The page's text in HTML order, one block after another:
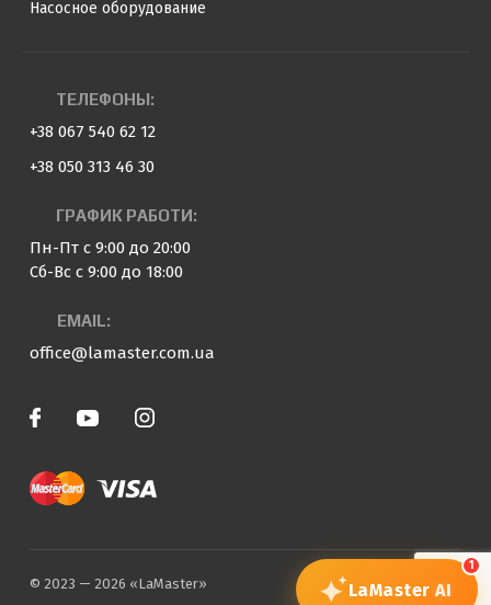
© 2023 — 2026 «LaMaster»
Насосное оборудование
ТЕЛЕФОНЫ:
+38 067 540 62 12
+38 050 313 46 30
ГРАФИК РАБОТИ:
Пн-Пт с 9:00 до 20:00
Сб-Вс с 9:00 до 18:00
EMAIL:
office@lamaster.com.ua
1
LaMaster AI